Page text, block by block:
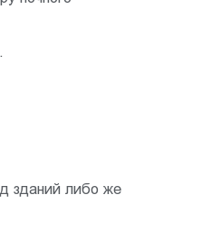
зданий либо же